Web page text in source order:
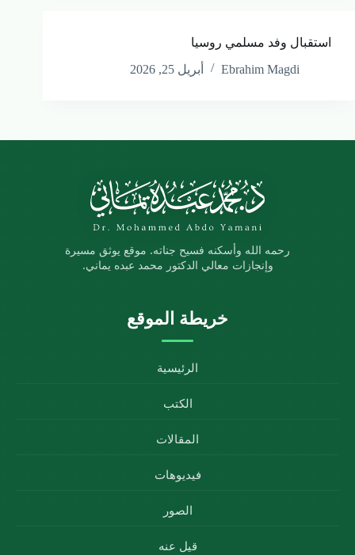
استقبال وفد مسلمي روسيا
Ebrahim Magdi
أبريل 25, 2026
رحمه الله وأسكنه فسيح جناته. موقع يوثق مسيرة
وإنجازات معالي الدكتور محمد عبده يماني.
خريطة الموقع
الرئيسية
الكتب
المقالات
فيديوهات
الصور
قيل عنه